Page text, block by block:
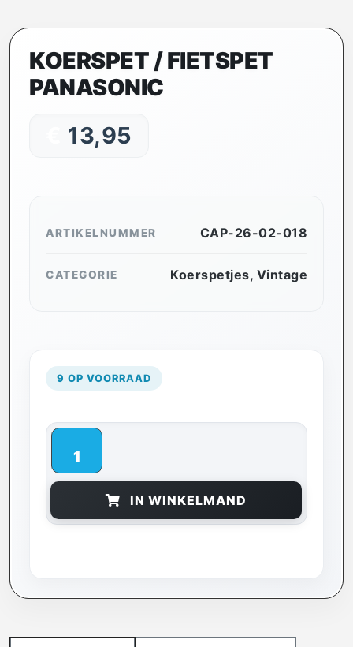
KOERSPET / FIETSPET
PANASONIC
13,95
ARTIKELNUMMER CAP-26-02-018
CATEGORIE Koerspetjes, Vintage
9 OP VOORRAAD
IN WINKELMAND